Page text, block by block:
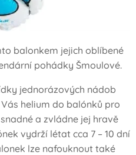
balonkem jejich oblíbené
pohádky Šmoulové.
jednorázových nádob
helium do balónků pro
a zvládne jej hravě
vydrží létat cca 7 – 10 dní
lze nafouknout také